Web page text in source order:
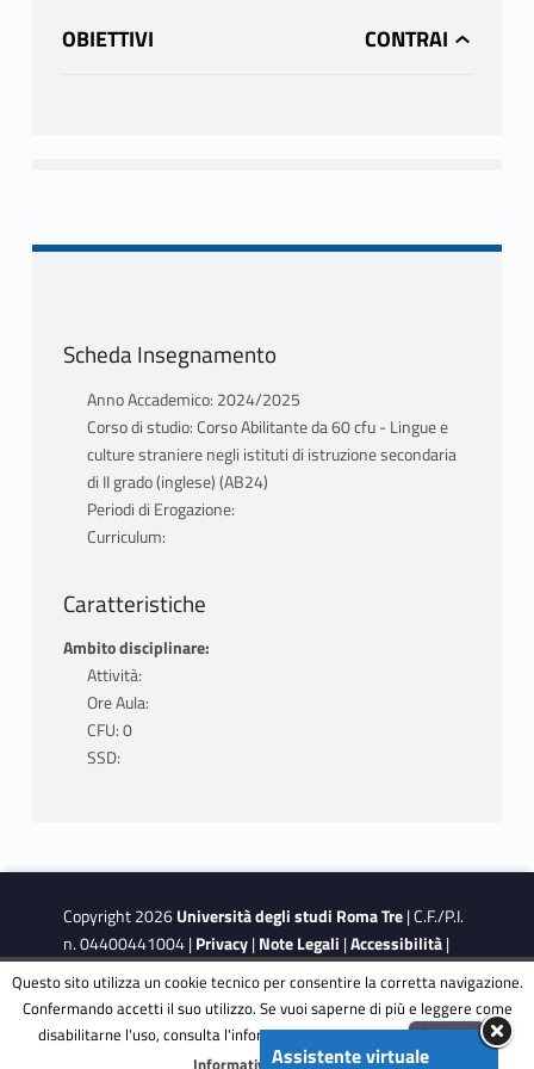
OBIETTIVI
Scheda Insegnamento
Anno Accademico: 2024/2025
Corso di studio: Corso Abilitante da 60 cfu - Lingue e
culture straniere negli istituti di istruzione secondaria
di II grado (inglese) (AB24)
Periodi di Erogazione:
Curriculum:
Caratteristiche
Ambito disciplinare:
Attività:
Ore Aula:
CFU: 0
SSD:
Copyright 2026Università degli studi Roma Tre| C.F./P.I.
n. 04400441004 |Privacy|Note Legali |Accessibilità|
Obiettivi di accessibilità
| Dichiarazione di accessibilità
Assistente virtuale
This site is protected by reCAPTCHA and the GooglePrivacy
Questo sito utilizza un cookie tecnico per consentire la corretta navigazione.
Confermando accetti il suo utilizzo. Se vuoi saperne di più e leggere come
disabilitarne l'uso, consulta l'informativa estesa.ENG
Accetta
Informativa completa